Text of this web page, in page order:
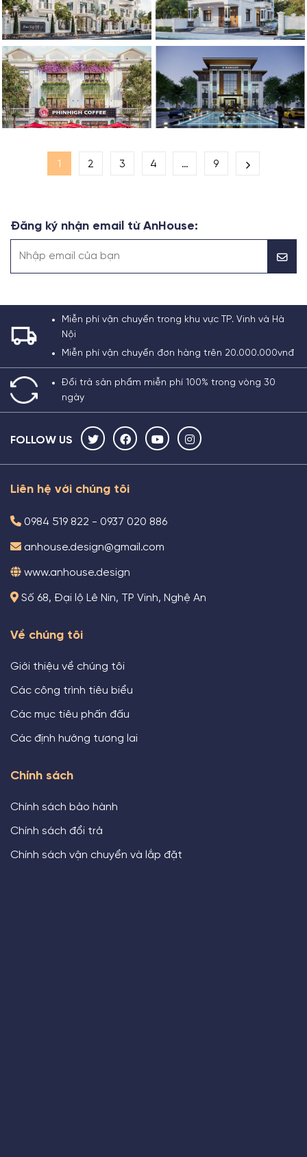
1 2 3 4 … 9
Đăng ký nhận email từ AnHouse:
Miễn phí vận chuyển trong khu vực TP. Vinh và Hà
Nội
Miễn phí vận chuyển đơn hàng trên 20.000.000vnđ
Đổi trả sản phẩm miễn phí 100% trong vòng 30
ngày
FOLLOW US
Liên hệ với chúng tôi
0984 519 822 - 0937 020 886
anhouse.design@gmail.com
www.anhouse.design
Số 68, Đại lộ Lê Nin, TP Vinh, Nghệ An
Về chúng tôi
Giới thiệu về chúng tôi
Các công trình tiêu biểu
Các mục tiêu phấn đấu
Các định hướng tương lai
Chính sách
Chính sách bảo hành
Chính sách đổi trả
Chính sách vận chuyển và lắp đặt